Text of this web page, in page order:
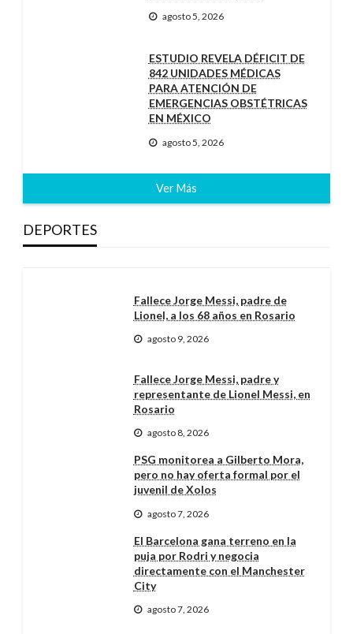
agosto 5, 2026
ESTUDIO REVELA DÉFICIT DE
842 UNIDADES MÉDICAS
PARA ATENCIÓN DE
EMERGENCIAS OBSTÉTRICAS
EN MÉXICO
agosto 5, 2026
Ver Más
DEPORTES
Fallece Jorge Messi, padre de
Lionel, a los 68 años en Rosario
agosto 9, 2026
Fallece Jorge Messi, padre y
representante de Lionel Messi, en
Rosario
agosto 8, 2026
PSG monitorea a Gilberto Mora,
pero no hay oferta formal por el
juvenil de Xolos
agosto 7, 2026
El Barcelona gana terreno en la
puja por Rodri y negocia
directamente con el Manchester
City
agosto 7, 2026